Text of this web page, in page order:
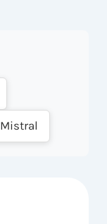
Mistral